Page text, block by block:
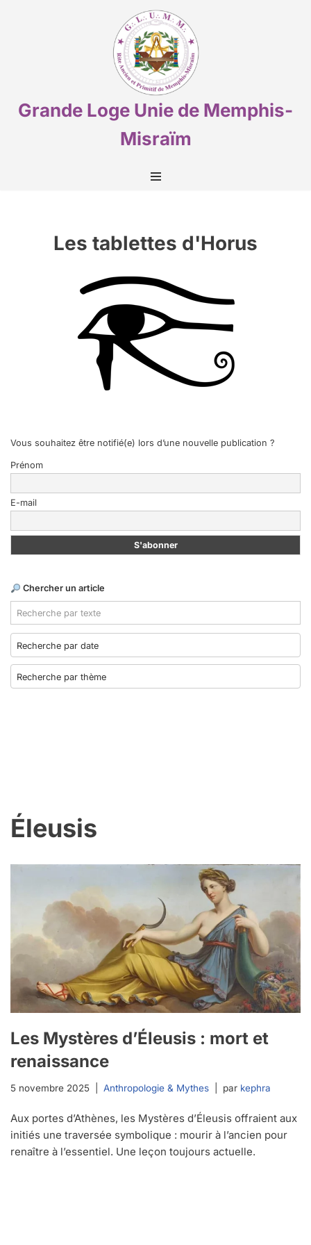
Grande Loge Unie de Memphis-
Misraïm
Les tablettes d'Horus
Vous souhaitez être notifié(e) lors d’une nouvelle publication ?
Prénom
E-mail
Chercher un article
Éleusis
Les Mystères d’Éleusis : mort et
renaissance
5 novembre 2025 Anthropologie & Mythes par kephra
Aux portes d’Athènes, les Mystères d’Éleusis offraient aux
initiés une traversée symbolique : mourir à l’ancien pour
renaître à l’essentiel. Une leçon toujours actuelle.